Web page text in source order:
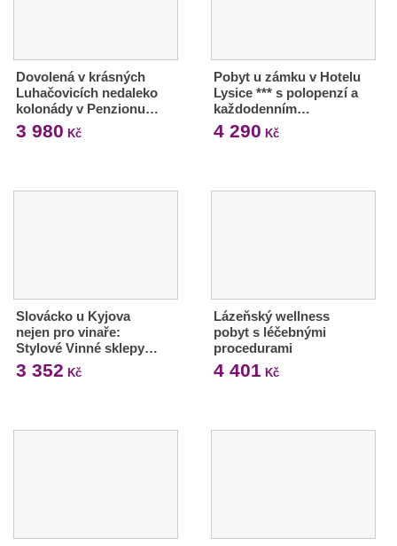
Dovolená v krásných
Luhačovicích nedaleko
kolonády v Penzionu…
3 980 Kč
Pobyt u zámku v Hotelu
Lysice *** s polopenzí a
každodenním…
4 290 Kč
Slovácko u Kyjova
nejen pro vinaře:
Stylové Vinné sklepy…
3 352 Kč
Lázeňský wellness
pobyt s léčebnými
procedurami
4 401 Kč